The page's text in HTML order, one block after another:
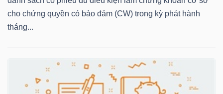
cho chứng quyền có bảo đảm (CW) trong kỳ phát hành
tháng...
NGHIỆP
PHIẾU